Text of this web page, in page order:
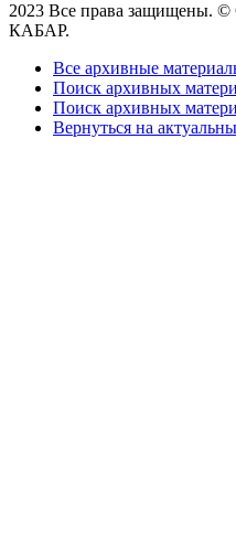
2023 Все права защищены.
КАБАР.
Все архивные
Поиск архивных
Поиск архивных
Вернуться на